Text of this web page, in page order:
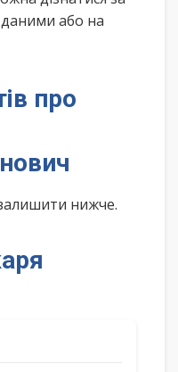
або на
про
нижче.